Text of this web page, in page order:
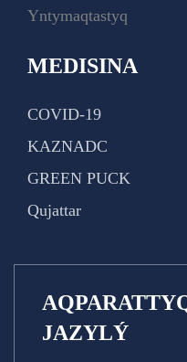
Yntymaqtastyq
MEDISINA
COVID-19
KAZNADC
GREEN PUCK
Qujattar
JAZYLÝ